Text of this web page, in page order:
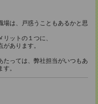
場は、戸惑うこともあるかと思
ットの１つに、
あります。
たっては、弊社担当がいつもあ
。